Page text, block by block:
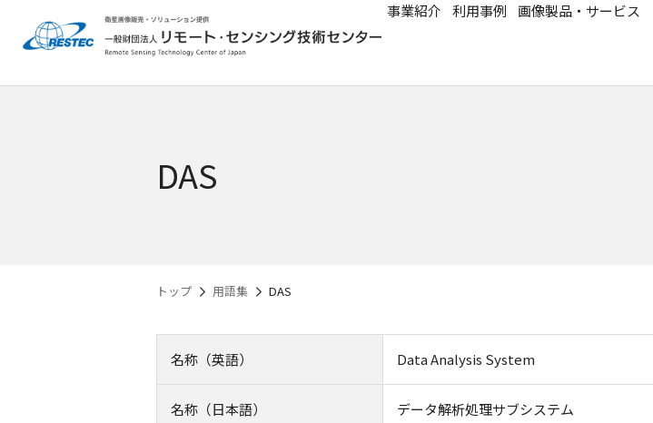
事業紹介 利用事例 画像製品・サービス
DAS
トップ 用語集 DAS
名称（英語） Data Analysis System
名称（日本語） データ解析処理サブシステム